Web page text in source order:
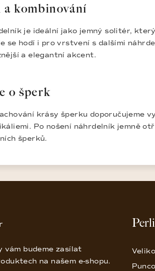
a kombinování
je ideální jako jemný solitér,
se hodí i pro vrstvení s dalšími
a elegantní akcent.
o šperk
krásy šperku doporučujeme
Po nošení náhrdelník jemně
šperků.
vám budeme zasílat
na našem e-shopu.